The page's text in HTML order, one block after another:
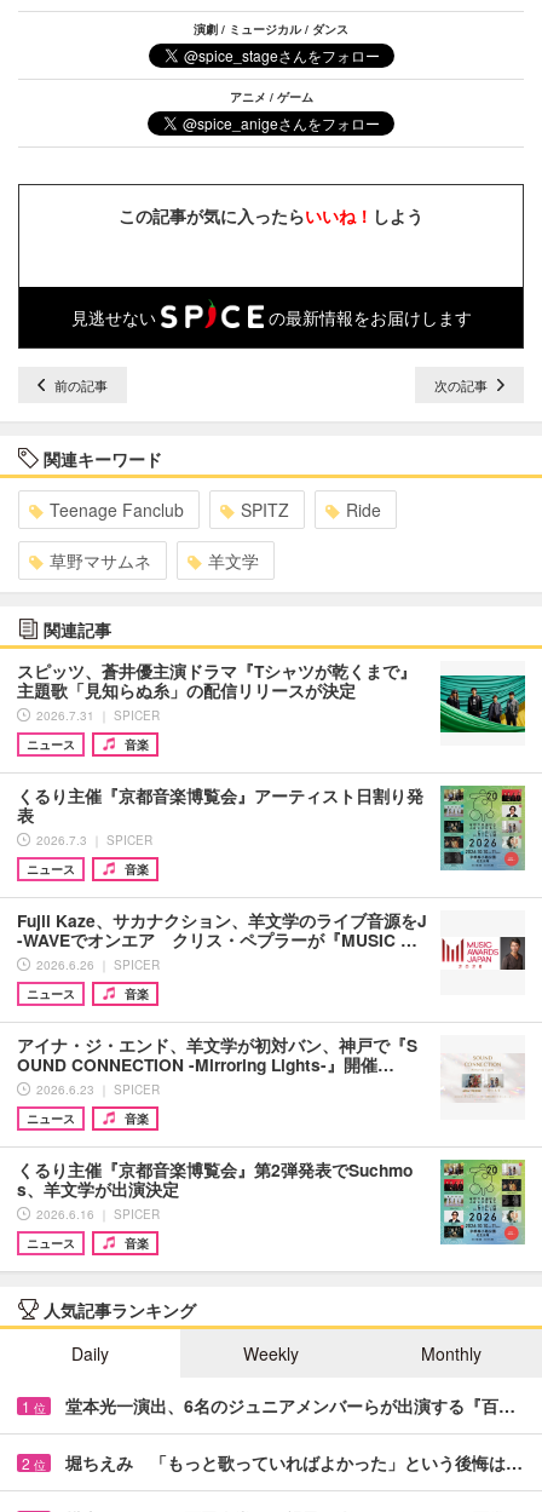
演劇 / ミュージカル / ダンス
アニメ / ゲーム
この記事が気に入ったらいいね！ しよう
見逃せない の最新情報をお届けします
前の記事 次の記事
関連キーワード
Teenage Fanclub SPITZ Ride
草野マサムネ 羊文学
関連記事
スピッツ、蒼井優主演ドラマ『Tシャツが乾くまで』
主題歌「見知らぬ糸」の配信リリースが決定
2026.7.31 ｜ SPICER
ニュース
音楽
くるり主催『京都音楽博覧会』アーティスト日割り発
表
2026.7.3 ｜ SPICER
ニュース
音楽
Fujii Kaze、サカナクション、羊文学のライブ音源をJ
-WAVEでオンエア クリス・ペプラーが『MUSIC …
2026.6.26 ｜ SPICER
ニュース
音楽
アイナ・ジ・エンド、羊文学が初対バン、神戸で『S
OUND CONNECTION -Mirroring Lights-』開催…
2026.6.23 ｜ SPICER
ニュース
音楽
くるり主催『京都音楽博覧会』第2弾発表でSuchmo
s、羊文学が出演決定
2026.6.16 ｜ SPICER
ニュース
音楽
人気記事ランキング
Daily
Weekly Monthly
1 位 堂本光一演出、6名のジュニアメンバーらが出演する『百…
2 位 堀ちえみ 「もっと歌っていればよかった」という後悔は…